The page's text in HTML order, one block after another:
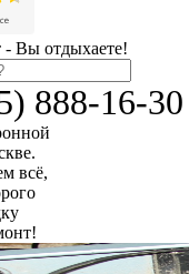
- Вы отдыхаете!
888-16-30
всё,